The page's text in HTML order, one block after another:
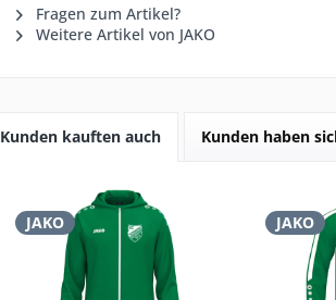
Fragen zum Artikel?
Weitere Artikel von JAKO
Kunden kauften auch Kunden haben
JAKO JAKO